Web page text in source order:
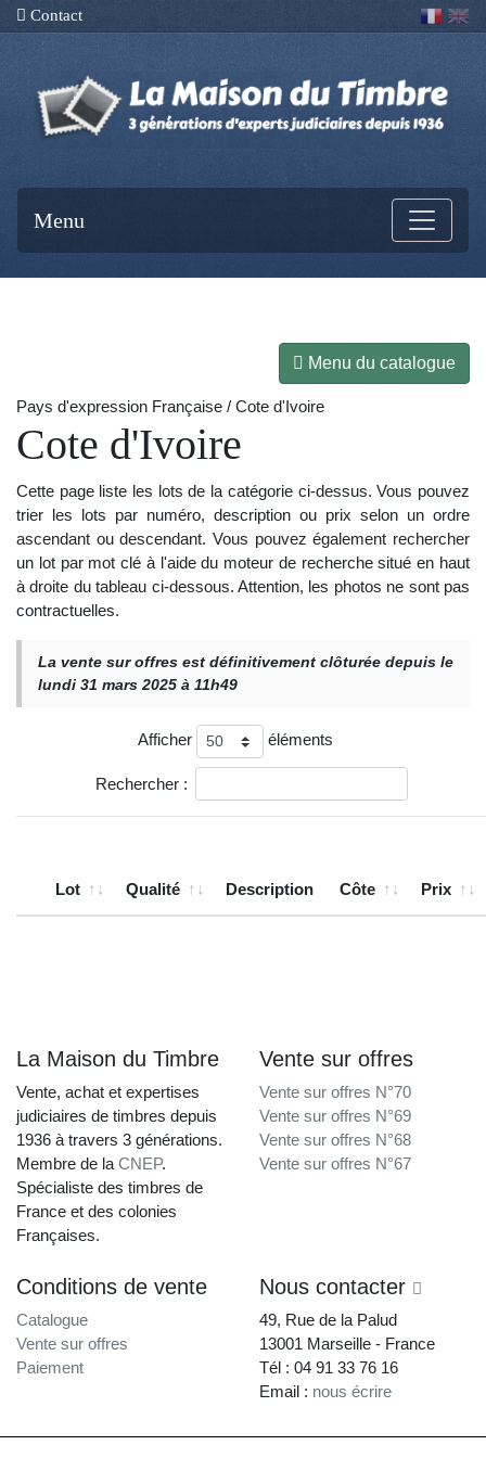
Contact
Menu
Menu du catalogue
Pays d'expression Française / Cote d'Ivoire
Cote d'Ivoire
Cette page liste les lots de la catégorie ci-dessus. Vous pouvez
trier les lots par numéro, description ou prix selon un ordre
ascendant ou descendant. Vous pouvez également rechercher
un lot par mot clé à l'aide du moteur de recherche situé en haut
à droite du tableau ci-dessous. Attention, les photos ne sont pas
contractuelles.
La vente sur offres est définitivement clôturée depuis le
lundi 31 mars 2025 à 11h49
Afficher éléments
Rechercher :
Lot Qualité Description Côte Prix
La Maison du Timbre
Vente, achat et expertises
judiciaires de timbres depuis
1936 à travers 3 générations.
Membre de la CNEP.
Spécialiste des timbres de
France et des colonies
Françaises.
Vente sur offres
Vente sur offres N°70
Vente sur offres N°69
Vente sur offres N°68
Vente sur offres N°67
Conditions de vente
Catalogue
Vente sur offres
Paiement
Nous contacter
49, Rue de la Palud
13001 Marseille - France
Tél : 04 91 33 76 16
Email : nous écrire